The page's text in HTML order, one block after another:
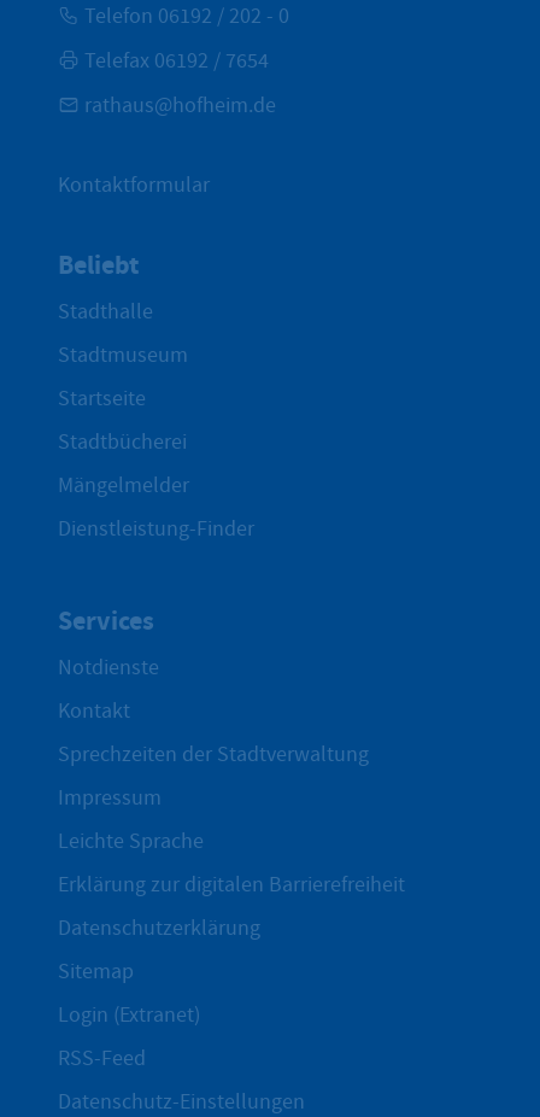
Telefon 06192 / 202 - 0
Telefax 06192 / 7654
rathaus@hofheim.de
Kontaktformular
Beliebt
Stadthalle
Stadtmuseum
Startseite
Stadtbücherei
Mängelmelder
Dienstleistung-Finder
Services
Notdienste
Kontakt
Sprechzeiten der Stadtverwaltung
Impressum
Leichte Sprache
Erklärung zur digitalen Barrierefreiheit
Datenschutzerklärung
Sitemap
Login (Extranet)
RSS-Feed
Datenschutz-Einstellungen